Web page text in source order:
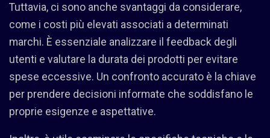
Tuttavia, ci sono anche svantaggi da considerare,
come i costi più elevati associati a determinati
marchi. È essenziale analizzare il feedback degli
utenti e valutare la durata dei prodotti per evitare
spese eccessive. Un confronto accurato è la chiave
per prendere decisioni informate che soddisfano le
proprie esigenze e aspettative.